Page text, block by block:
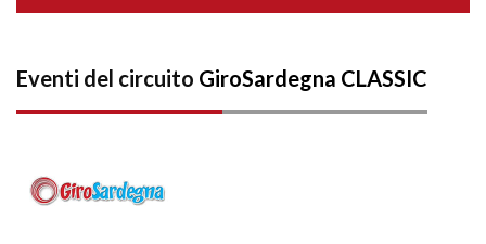
Eventi del circuito GiroSardegna CLASSIC